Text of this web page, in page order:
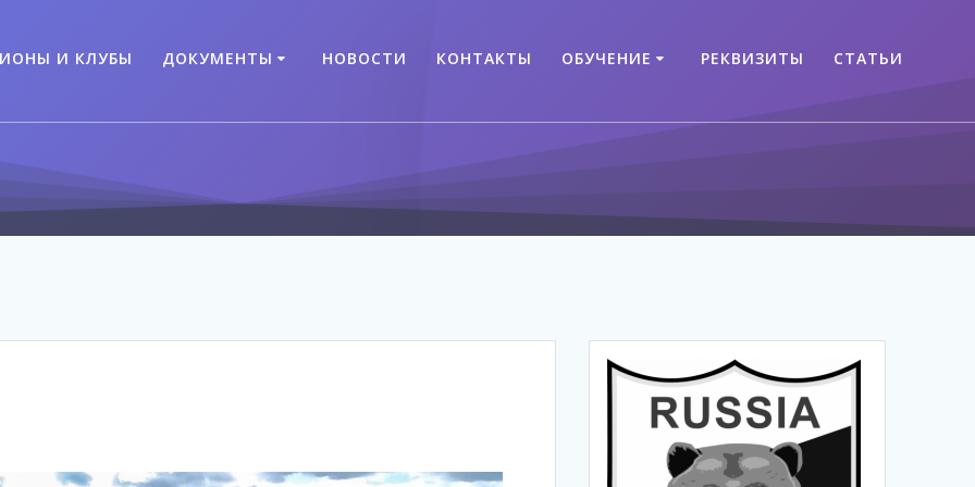
И КЛУБЫ ДОКУМЕНТЫ НОВОСТИ КОНТАКТЫ ОБУЧЕНИЕ РЕКВИЗИТЫ СТАТЬИ